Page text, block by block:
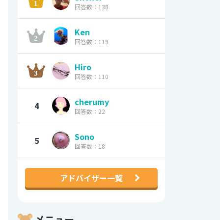
回答数：138
Ken
回答数：119
Hiro
回答数：110
4 cherumy
回答数：22
5 Sono
回答数：18
アドバイザー一覧